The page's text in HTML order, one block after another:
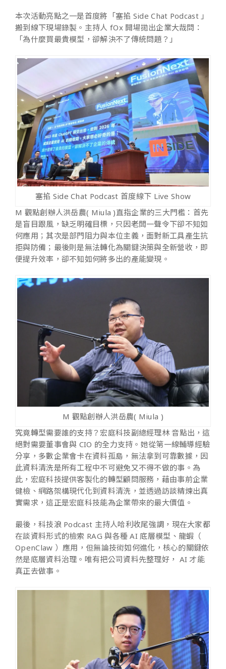
本次活動亮點之一是首度將「塞掐 Side Chat Podcast 」
搬到線下現場錄製。主持人 fOx 開場拋出企業大哉問：
「為什麼買最貴模型，卻解決不了傳統問題？」
塞掐 Side Chat Podcast 首度線下 Live Show
M 觀點創辦人洪岳農( Miula )直指企業的三大門檻：首先
是盲目跟風，缺乏明確目標，只因老闆一聲令下卻不知如
何應用；其次是部門阻力與本位主義，面對新工具產生抗
拒與防備；最後則是無法轉化為關鍵決策與全新營收，即
便提升效率，卻不知如何將多出的產能變現。
M 觀點創辦人洪岳農( Miula )
究竟轉型需要誰的支持？宏庭科技副總經理林 音點出，這
絕對需要董事會與 CIO 的全力支持。她從第一線輔導經驗
分享，多數企業會卡在資料孤島，無法拿到可靠數據，因
此資料清洗是所有工程中不可避免又不得不做的事。為
此，宏庭科技提供客製化的轉型顧問服務，藉由事前企業
健檢、網路架構現代化到資料清洗，並透過訪談精煉出真
實需求，這正是宏庭科技能為企業帶來的最大價值。
最後，科技浪 Podcast 主持人哈利收尾強調，現在大家都
在談資料形式的檢索 RAG 與各種 AI 底層模型、龍蝦（
OpenClaw ）應用，但無論技術如何進化，核心的關鍵依
然是底層資料治理。唯有把公司資料先整理好， AI 才能
真正去做事。